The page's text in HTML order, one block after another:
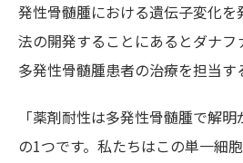
発性骨髄腫における遺伝子変化
法の開発することにあるとダナ
多発性骨髄腫患者の治療を担当す
「薬剤耐性は多発性骨髄腫で解
の1つです。私たちはこの単一細